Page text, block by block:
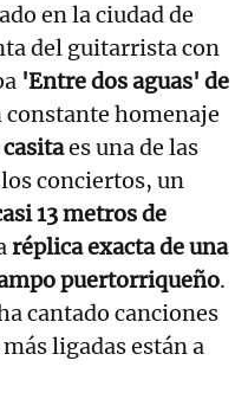
en la ciudad de
del guitarrista con
'Entre dos aguas' de
homenaje
es una de las
conciertos, un
13 metros de
réplica exacta de una
puertorriqueño.
cantado canciones
ligadas están a